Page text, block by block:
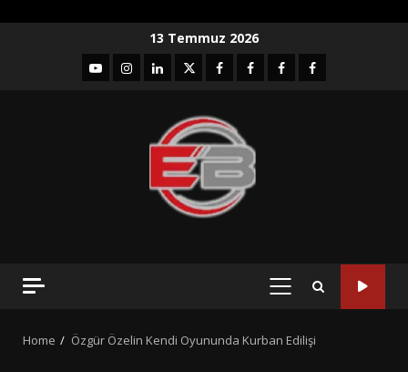
13 Temmuz 2026
YouTubeInstagram
LinkedIntwitterfacebook-Facebook-
Facebook-Facebook-
PRIMARY
Home Özgür Özelin Kendi Oyununda Kurban Edilişi